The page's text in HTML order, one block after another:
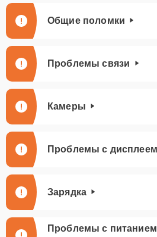
Общие поломки
Проблемы связи
Камеры
Проблемы с
Зарядка
Проблемы с